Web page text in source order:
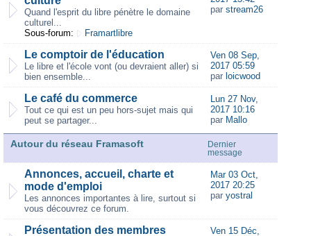
Quand l'esprit du libre pénètre le domaine
culturel...
Sous-forum:
Framartlibre
par stream26
Le comptoir de l'éducation
Le libre et l'école vont (ou devraient aller) si
bien ensemble...
Ven 08 Sep,
2017 05:59
par loicwood
Le café du commerce
Tout ce qui est un peu hors-sujet mais qui
peut se partager...
Lun 27 Nov,
2017 10:16
par Mallo
Autour du réseau Framasoft
Dernier
message
Annonces, accueil, charte et
mode d'emploi
Les annonces importantes à lire, surtout si
vous découvrez ce forum.
Mar 03 Oct,
2017 20:25
par yostral
Présentation des membres
Ven 15 Déc,